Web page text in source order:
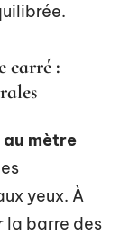
carré :
mètre
yeux. À
la barre des